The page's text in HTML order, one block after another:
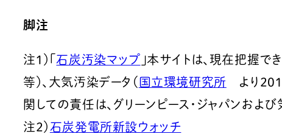
脚注
注1）「石炭汚染マップ 」本サイトは、現在把握
等）、大気汚染データ（ 国立環境研究所 より
関しての責任は、グリーンピース・ジャパンおよび
注2） 石炭発電所新設ウォッチ